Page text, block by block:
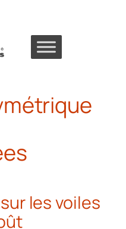
les voiles